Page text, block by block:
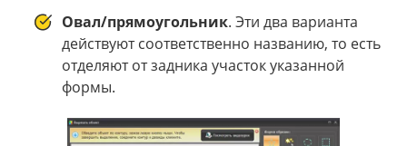
Овал/прямоугольник. Эти два варианта
действуют соответственно названию, то есть
отделяют от задника участок указанной
формы.